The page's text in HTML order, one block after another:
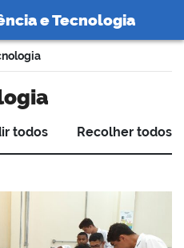
e Tecnologia
todos Recolher todos